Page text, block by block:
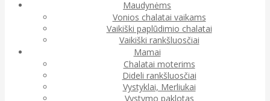
Maudynėms
Vonios chalatai vaikams
Vaikiški paplūdimio chalatai
Vaikiški rankšluosčiai
Mamai
Chalatai moterims
Dideli rankšluosčiai
Vystyklai, Merliukai
Vystymo paklotas